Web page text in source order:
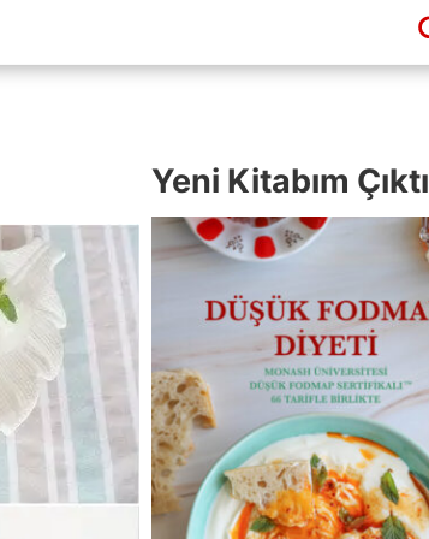
Yeni Kitabım Çıktı